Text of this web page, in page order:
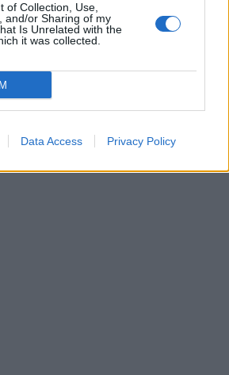
of Collection, Use,
and/or Sharing of my
Is Unrelated with the
it was collected.
Data Access Privacy Policy